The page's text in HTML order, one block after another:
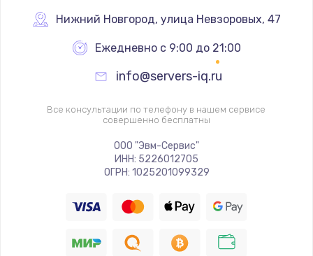
Замена термопредохранителя
700 руб.
Заказать
Замена ТЭНа
2500 руб.
1400 руб.
Нижний Новгород, улица Невзоровых, 47
Ежедневно с 9:00 до 21:00
info@servers-iq.ru
Все консультации по телефону в нашем сервисе
совершенно бесплатны
ООО "Эвм-Сервис"
ИНН: 5226012705
ОГРН: 1025201099329